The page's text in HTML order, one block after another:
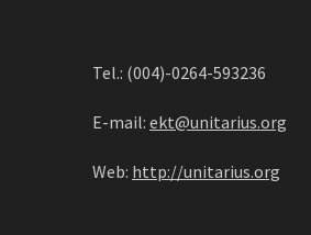
Tel.: (004)-0264-593236
E-mail: ekt@unitarius.org
Web: http://unitarius.org